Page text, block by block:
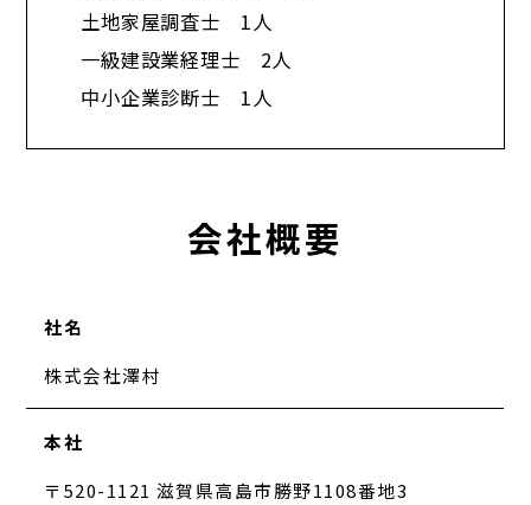
土地家屋調査士 1人
一級建設業経理士 2人
中小企業診断士 1人​
会社概要
社名
株式会社澤村
本社
〒520-1121 滋賀県高島市勝野1108番地3